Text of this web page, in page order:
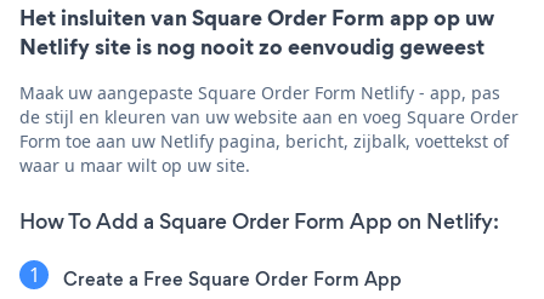
Het insluiten van Square Order Form app op uw
Netlify site is nog nooit zo eenvoudig geweest
Maak uw aangepaste Square Order Form Netlify - app, pas
de stijl en kleuren van uw website aan en voeg Square Order
Form toe aan uw Netlify pagina, bericht, zijbalk, voettekst of
waar u maar wilt op uw site.
How To Add a Square Order Form App on Netlify:
Create a Free Square Order Form App